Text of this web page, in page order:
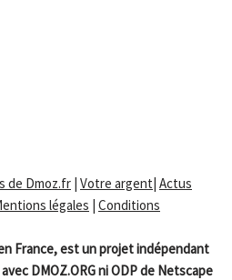
de Dmoz.fr | Votre argent| Actus
légales | Conditions
France, est un projet indépendant
DMOZ.ORG ni ODP de Netscape